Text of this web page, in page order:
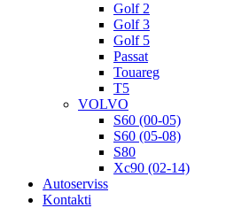
Golf 2
Golf 3
Golf 5
Passat
Touareg
T5
VOLVO
S60 (00-05)
S60 (05-08)
S80
Xc90 (02-14)
Autoserviss
Kontakti